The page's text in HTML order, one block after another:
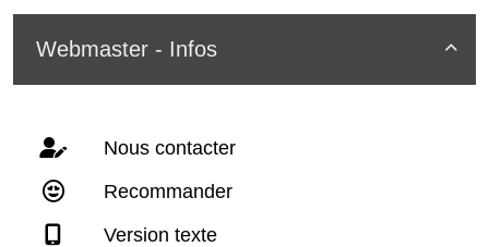

Webmaster - Infos
Nous contacter
Recommander
Version texte